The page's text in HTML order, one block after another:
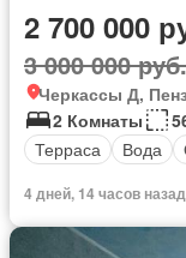
2 700 000
3 000 000 руб.
Черкассы Д,
2 Комнаты
Терраса
Вода
4 дней, 14 часов назад